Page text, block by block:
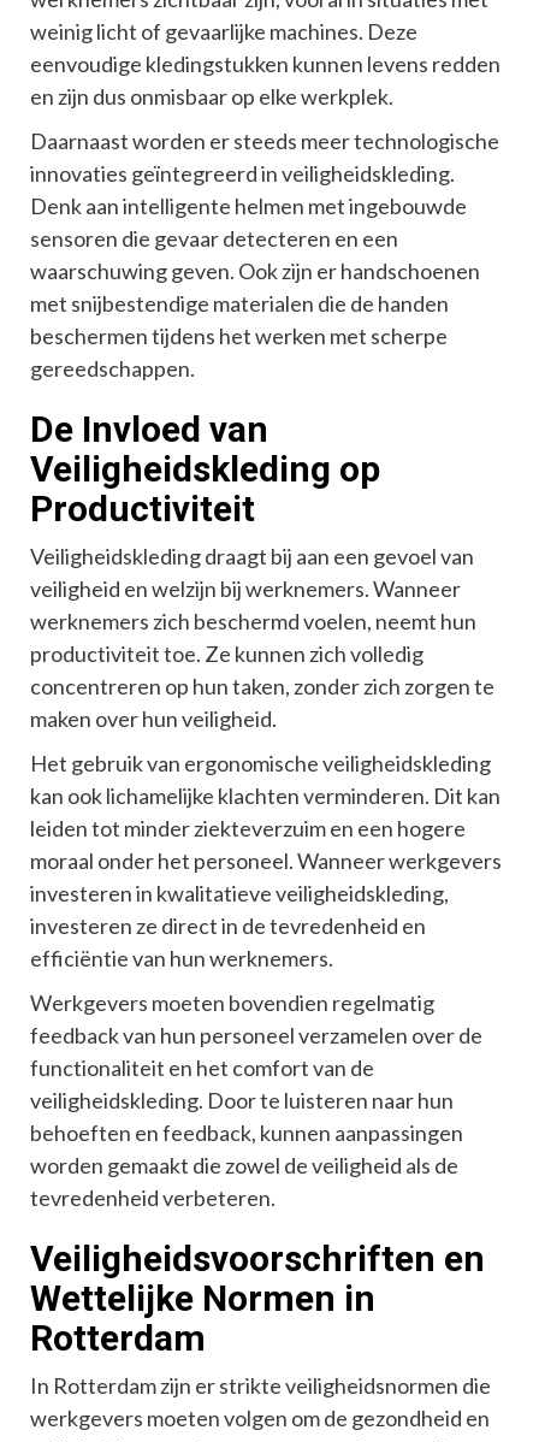
weinig licht of gevaarlijke machines. Deze
eenvoudige kledingstukken kunnen levens redden
en zijn dus onmisbaar op elke werkplek.
Daarnaast worden er steeds meer technologische
innovaties geïntegreerd in veiligheidskleding.
Denk aan intelligente helmen met ingebouwde
sensoren die gevaar detecteren en een
waarschuwing geven. Ook zijn er handschoenen
met snijbestendige materialen die de handen
beschermen tijdens het werken met scherpe
gereedschappen.
De Invloed van
Veiligheidskleding op
Productiviteit
Veiligheidskleding draagt bij aan een gevoel van
veiligheid en welzijn bij werknemers. Wanneer
werknemers zich beschermd voelen, neemt hun
productiviteit toe. Ze kunnen zich volledig
concentreren op hun taken, zonder zich zorgen te
maken over hun veiligheid.
Het gebruik van ergonomische veiligheidskleding
kan ook lichamelijke klachten verminderen. Dit kan
leiden tot minder ziekteverzuim en een hogere
moraal onder het personeel. Wanneer werkgevers
investeren in kwalitatieve veiligheidskleding,
investeren ze direct in de tevredenheid en
efficiëntie van hun werknemers.
Werkgevers moeten bovendien regelmatig
feedback van hun personeel verzamelen over de
functionaliteit en het comfort van de
veiligheidskleding. Door te luisteren naar hun
behoeften en feedback, kunnen aanpassingen
worden gemaakt die zowel de veiligheid als de
tevredenheid verbeteren.
Veiligheidsvoorschriften en
Wettelijke Normen in
Rotterdam
In Rotterdam zijn er strikte veiligheidsnormen die
werkgevers moeten volgen om de gezondheid en